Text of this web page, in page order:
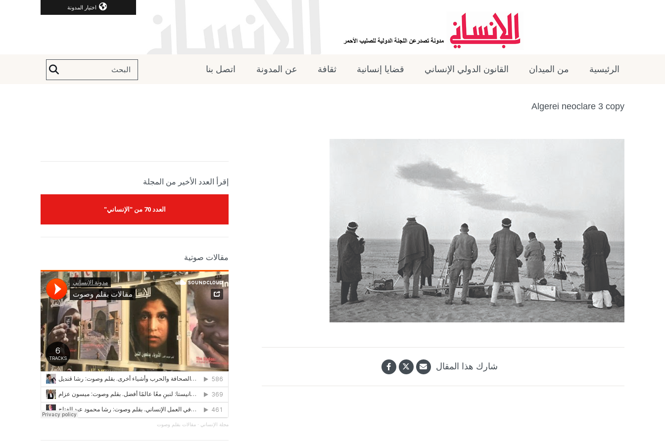
اختيار المدونة
الرئيسية من الميدان القانون الدولي الإنساني قضايا إنسانية ثقافة عن المدونة اتصل بنا
Algerei neoclare 3 copy
شارك هذا المقال
إقرأ العدد الأخير من المجلة
العدد 70 من "الإنساني"
مقالات صوتية
مجلة الإنساني · مقالات بقلم وصوت